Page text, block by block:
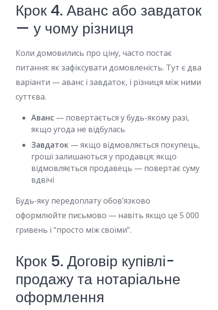
Крок 4. Аванс або завдаток
— у чому різниця
Коли домовились про ціну, часто постає
питання: як зафіксувати домовленість. Тут є два
варіанти — аванс і завдаток, і різниця між ними
суттєва.
Аванс — повертається у будь-якому разі,
якщо угода не відбулась
Завдаток — якщо відмовляється покупець,
гроші залишаються у продавця; якщо
відмовляється продавець — повертає суму
вдвічі
Будь-яку передоплату обов’язково
оформлюйте письмово — навіть якщо це 5 000
гривень і “просто між своїми”.
Крок 5. Договір купівлі-
продажу та нотаріальне
оформлення